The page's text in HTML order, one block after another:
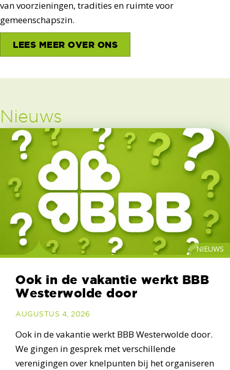
van voorzieningen, tradities en ruimte voor
gemeenschapszin.
LEES MEER OVER ONS
Nieuws
NIEUWS
Ook in de vakantie werkt BBB
Westerwolde door
AUGUSTUS 4, 2026
Ook in de vakantie werkt BBB Westerwolde door.
We gingen in gesprek met verschillende
verenigingen over knelpunten bij het organiseren